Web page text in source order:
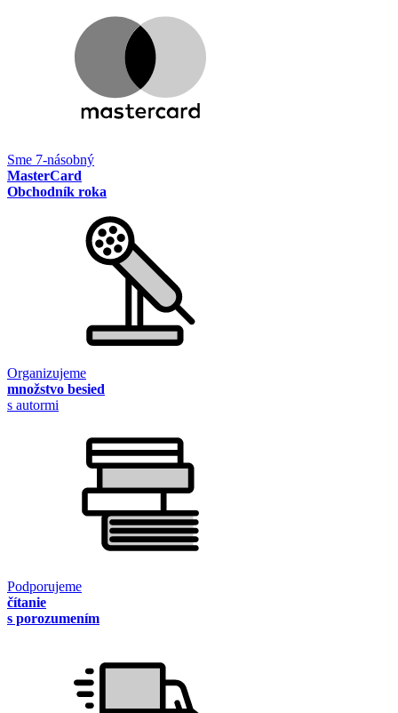
Sme 7-násobný
MasterCard
Obchodník roka
Organizujeme
množstvo besied
s autormi
Podporujeme
čítanie
s porozumením